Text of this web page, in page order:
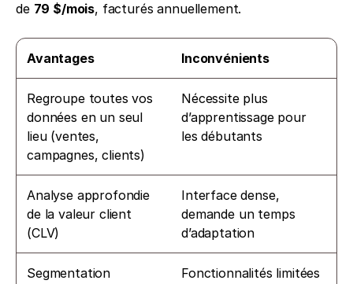
de 79 $/mois, facturés annuellement.
Avantages Inconvénients
Regroupe toutes vos
données en un seul
lieu (ventes,
campagnes, clients)
Nécessite plus
d’apprentissage pour
les débutants
Analyse approfondie
de la valeur client
(CLV)
Interface dense,
demande un temps
d’adaptation
Segmentation
Fonctionnalités limitées